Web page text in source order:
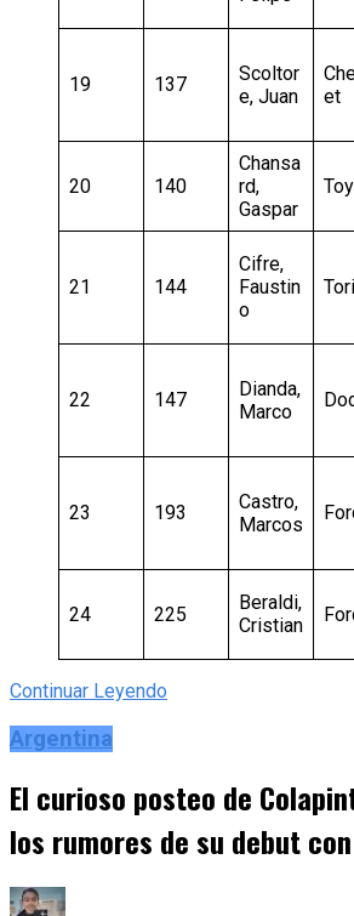
19 137
Scoltor
e, Juan
et
20 140
Chansa
rd,
Gaspar
21 144
Cifre,
Faustin
o
22 147
Dianda,
Marco
23 193
Castro,
Marcos
24 225
Beraldi,
Cristian
Continuar Leyendo
Argentina
El curioso posteo de
los rumores de su debut